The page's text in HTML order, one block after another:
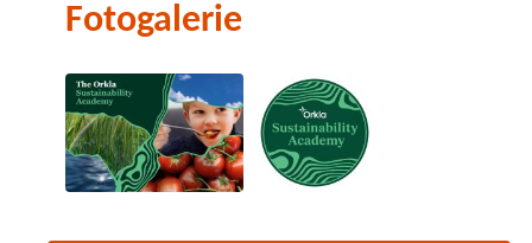
Fotogalerie